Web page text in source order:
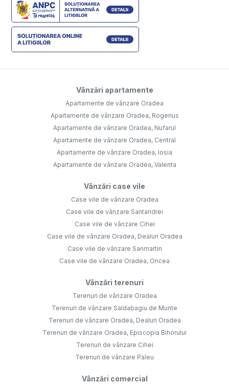
Apartamente de vânzare Oradea, Rogerius
Apartamente de vânzare Oradea, Nufarul
Apartamente de vânzare Oradea, Central
Apartamente de vânzare Oradea, Iosia
Apartamente de vânzare Oradea, Valenta
Case vile de vânzare Oradea
Vânzări terenuri
Terenuri de vânzare Oradea
Vânzări comercial
Spații comerciale de vânzare Oradea
Apartamente de închiriat